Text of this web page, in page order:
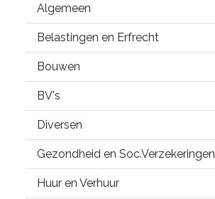
Algemeen
Belastingen en Erfrecht
Bouwen
BV's
Diversen
Gezondheid en Soc.Verzekeringen
Huur en Verhuur